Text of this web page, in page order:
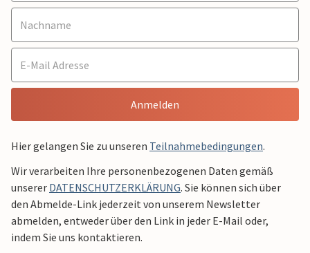
Anmelden
Hier gelangen Sie zu unseren Teilnahmebedingungen.
Wir verarbeiten Ihre personenbezogenen Daten gemäß
unserer DATENSCHUTZERKLÄRUNG. Sie können sich über
den Abmelde-Link jederzeit von unserem Newsletter
abmelden, entweder über den Link in jeder E-Mail oder,
indem Sie uns kontaktieren.